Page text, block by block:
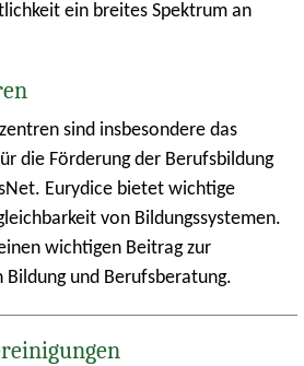
ein breites Spektrum an
sind insbesondere das
die Förderung der Berufsbildung
. Eurydice bietet wichtige
von Bildungssystemen.
wichtigen Beitrag zur
und Berufsberatung.